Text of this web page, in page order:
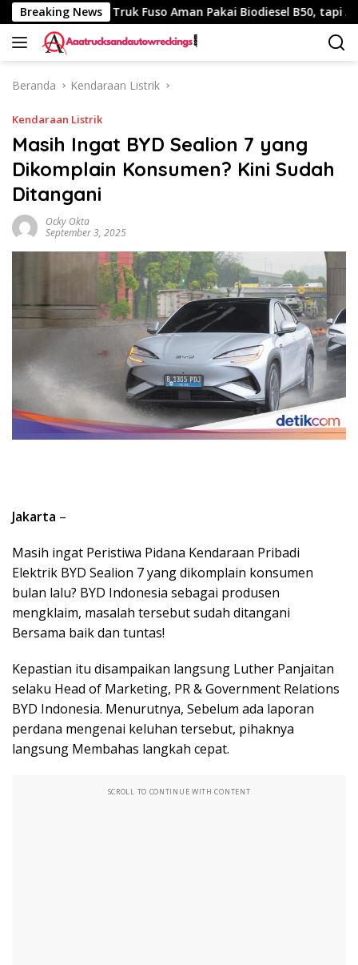
Langsung
ke
konten
Breaking News
Km Truk Fuso Aman Pakai Biodiesel B50, tapi Ada
Beranda Kendaraan Listrik
Kendaraan Listrik
Masih Ingat BYD Sealion 7 yang
Dikomplain Konsumen? Kini Sudah
Ditangani
Ocky Okta
September 3, 2025
Jakarta –
Masih ingat Peristiwa Pidana Kendaraan Pribadi
Elektrik BYD Sealion 7 yang dikomplain konsumen
bulan lalu? BYD Indonesia sebagai produsen
mengklaim, masalah tersebut sudah ditangani
Bersama baik dan tuntas!
Kepastian itu disampaikan langsung Luther Panjaitan
selaku Head of Marketing, PR & Government Relations
BYD Indonesia. Menurutnya, Sebelum ada laporan
perdana mengenai keluhan tersebut, pihaknya
langsung Membahas langkah cepat.
SCROLL TO CONTINUE WITH CONTENT